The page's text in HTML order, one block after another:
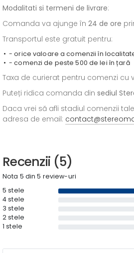
Modalitati si termeni de livrare:
Comanda va ajunge în 24 de ore
Transportul este gratuit pentru:
- orice valoare a comenzii în
- comenzi de peste 500 de lei în țară
Taxa de curierat pentru comenzi cu
Puteți ridica comanda din sediul
Daca vrei să afli stadiul comenzii
adresa de email:
Recenzii (5)
Nota 5 din 5 review-uri
5 stele
4 stele
3 stele
2 stele
1 stele